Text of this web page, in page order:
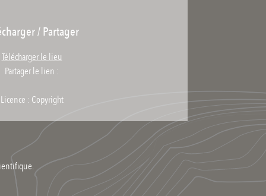
/ Partager
Télécharger le lieu
Partager le lien :
Licence : Copyright